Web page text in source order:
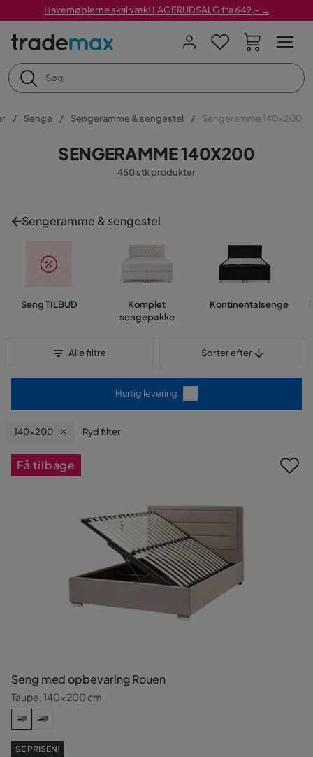
Havemøblerne skal væk! LAGERUDSALG fra 649,- →
Senge Sengeramme & sengestel Sengeramme 140x200
SENGERAMME 140X200
450 stk produkter
Sengeramme & sengestel
Seng TILBUD
Komplet
sengepakke
Kontinentalsenge
Alle filtre Sorter efter
Hurtig levering
140x200 Ryd filter
Seng med opbevaring Rouen
Taupe, 140x200 cm
SE PRISEN!
Få tilbage